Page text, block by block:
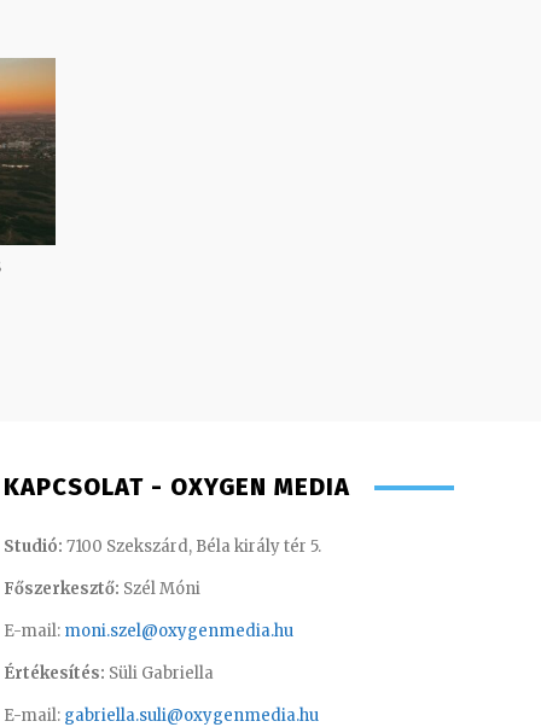
KAPCSOLAT - OXYGEN MEDIA
Studió: 7100 Szekszárd, Béla király tér 5.
Főszerkesztő: Szél Móni
E-mail: moni.szel@oxygenmedia.hu
Értékesítés: Süli Gabriella
E-mail: gabriella.suli@oxygenmedia.hu